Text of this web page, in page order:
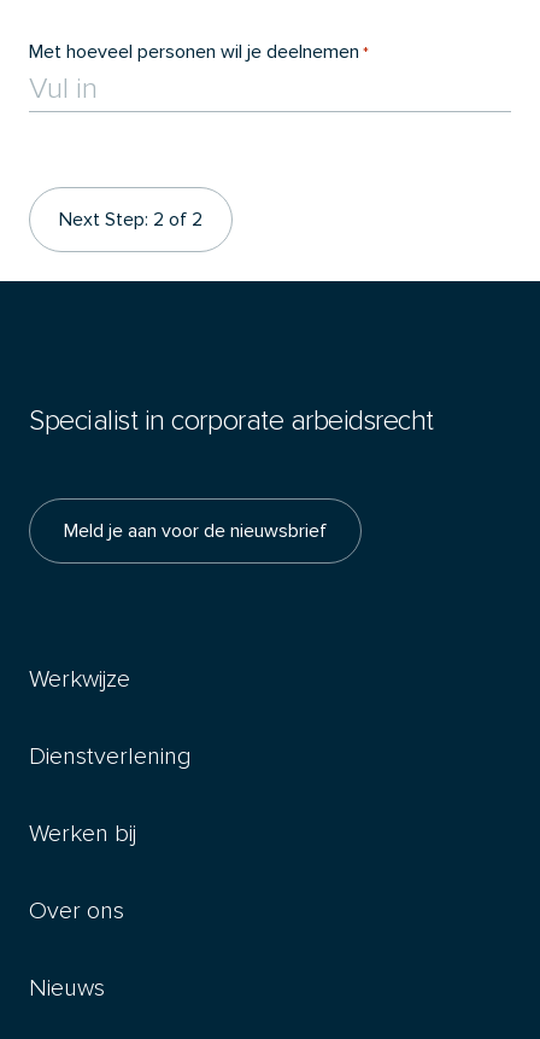
Met hoeveel personen wil je deelnemen *
Next Step: 2 of 2
Specialist in corporate arbeidsrecht
Meld je aan voor de nieuwsbrief
Werkwijze
Dienstverlening
Werken bij
Over ons
Nieuws